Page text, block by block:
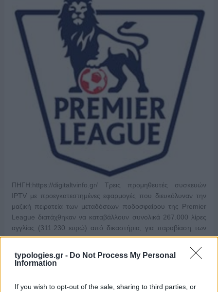
typologies.gr - Do Not Process My Personal
Information
If you wish to opt-out of the sale, sharing to third parties, or
ΠΗΓΗ:https://digitaltvinfo.gr/ Τρεις προμηθευτές συσκευών
IPTV με προεγκατεστημένες εφαρμογές που διευκόλυναν την
μαζική πειρατεία των μεταδόσεων ποδοσφαίρου της Premier
League διατάχθηκαν να καταβάλλουν συνολικά 267.000 λίρες
αγγλίας (311.230 ευρώ) από δικαστήρια, για παραβίαση των
πνευματικών …Διαβάστε Περισσότερα...